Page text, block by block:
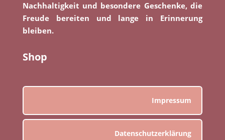
Nachhaltigkeit und besondere Geschenke, die
Freude bereiten und lange in Erinnerung
bleiben.
Shop
Impressum
Datenschutzerklärung